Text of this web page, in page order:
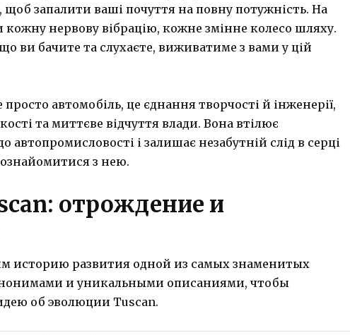
запалити ваші почуття на повну потужність. На
кожну нервову вібрацію, кожне змінне колесо шляху.
ви бачите та слухаєте, виживатиме з вами у цій
автомобіль, це єднання творчості й інженерії,
та миттєве відчуття влади. Вона втілює
автопромисловості і залишає незабутній слід в серці
з нею.
отрождение и
историю развития одной из самых знаменитых
и уникальными описаниями, чтобы
об эволюции Tuscan.